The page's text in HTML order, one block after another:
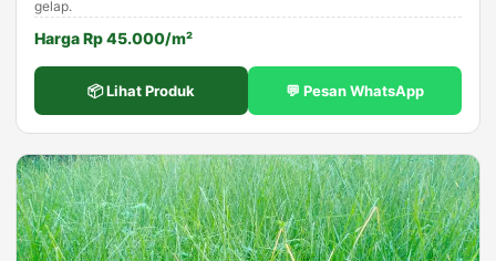
gelap.
Harga Rp 45.000/m²
📦 Lihat Produk 💬 Pesan WhatsApp